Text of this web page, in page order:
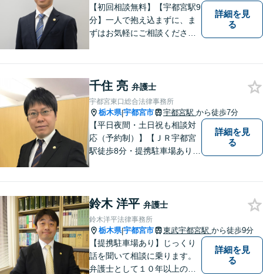
ります。
【初回相談無料】【宇都宮駅9
分】一人で抱え込まずに、ま
ずはお気軽にご相談くださ
詳細を見
る
千住 亮 弁護士
宇都宮東口総合法律事務所
栃木県|宇都宮市 宇都宮駅 から徒歩7分
【平日夜間・土日祝も相談対
応（予約制）】【ＪＲ宇都宮
駅徒歩8分・提携駐車場あり】
合わせください。
詳細を見
る
鈴木 洋平 弁護士
鈴木洋平法律事務所
栃木県|宇都宮市 東武宇都宮駅 から徒歩9分
【提携駐車場あり】じっくり
話を聞いて相談に乗ります。
弁護士として１０年以上の経
詳細を見
る